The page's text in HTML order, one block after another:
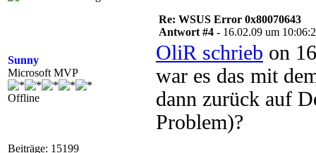
Sunny
Microsoft MVP
Offline
Beiträge: 15199
Re: WSUS Error 0x80070643
Antwort #4 - 16.02.09 um
OliR schrieb on
war es das mit
dann zurück auf
Problem)?